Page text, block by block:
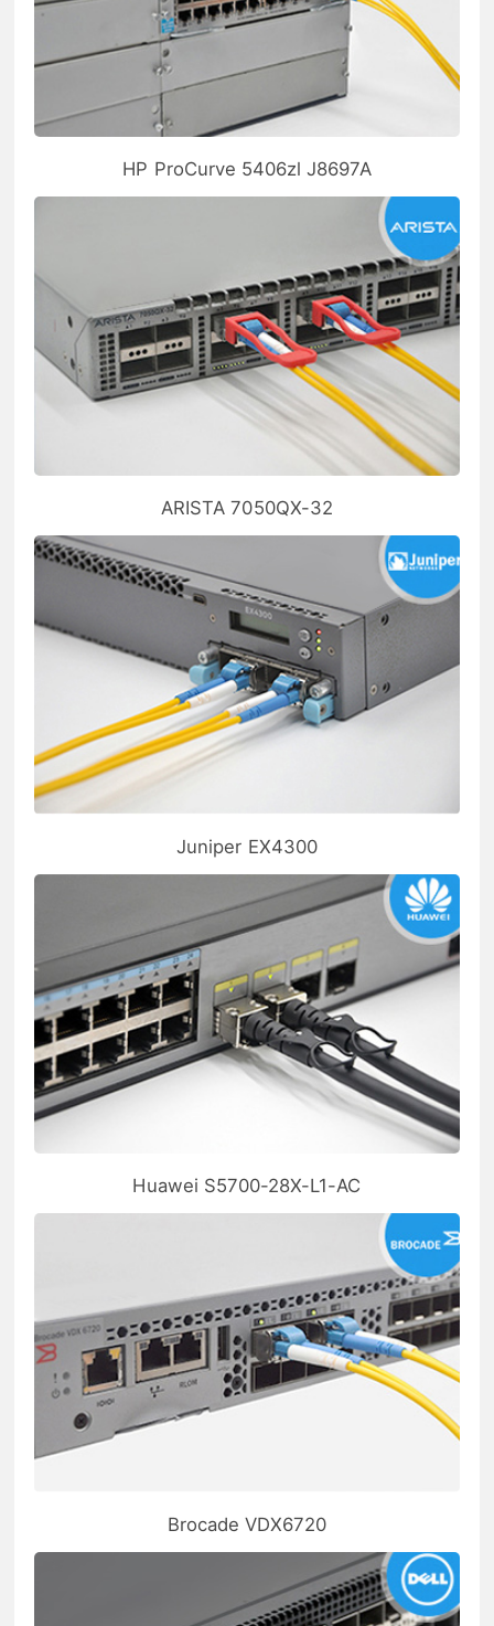
HP ProCurve 5406zl J8697A
ARISTA 7050QX-32
Juniper EX4300
Huawei S5700-28X-L1-AC
Brocade VDX6720